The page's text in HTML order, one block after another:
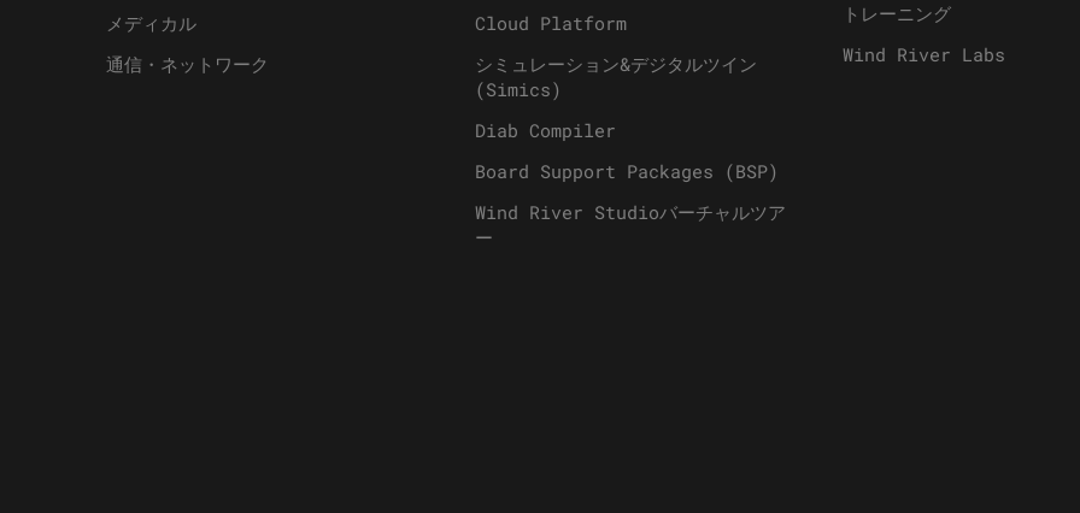
メディカル
通信・ネットワーク
Cloud Platform
シミュレーション&デジタルツイン
(Simics)
Diab Compiler
Board Support Packages (BSP)
Wind River Studioバーチャルツア
ー
トレーニング
Wind River Labs